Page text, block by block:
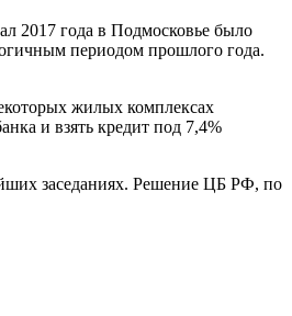
2017 года в Подмосковье было
периодом прошлого года.
жилых комплексах
и взять кредит под 7,4%
заседаниях. Решение ЦБ РФ, по